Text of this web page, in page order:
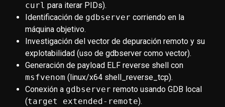
User Blood -
System Blood
curl para iterar PIDs).
Identificación de gdbserver corriendo en la
máquina objetivo.
Investigación del vector de depuración remoto y su
explotabilidad (uso de gdbserver como vector).
Generación de payload ELF reverse shell con
msfvenom (linux/x64 shell_reverse_tcp).
Conexión a gdbserver remoto usando GDB local
(target extended-remote).